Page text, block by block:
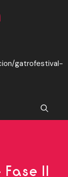
gatrofestival-
II